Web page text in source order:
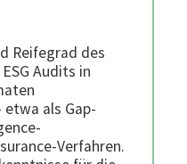
Reifegrad des
Audits in
als Gap-
Verfahren.